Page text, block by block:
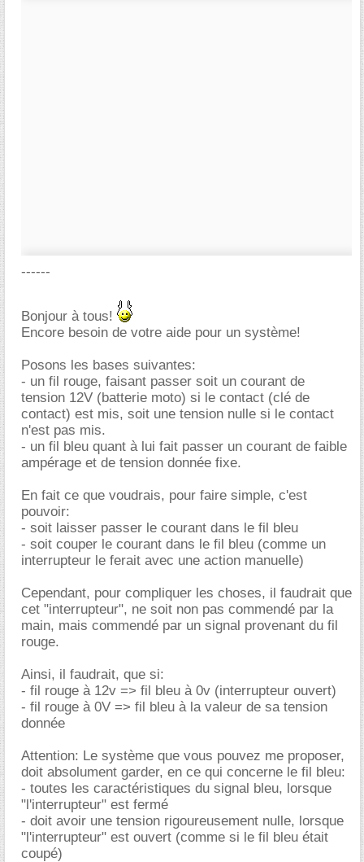
------
Bonjour à tous!
Encore besoin de votre aide pour un système!
Posons les bases suivantes:
- un fil rouge, faisant passer soit un courant de
tension 12V (batterie moto) si le contact (clé de
contact) est mis, soit une tension nulle si le contact
n'est pas mis.
- un fil bleu quant à lui fait passer un courant de faible
ampérage et de tension donnée fixe.
En fait ce que voudrais, pour faire simple, c'est
pouvoir:
- soit laisser passer le courant dans le fil bleu
- soit couper le courant dans le fil bleu (comme un
interrupteur le ferait avec une action manuelle)
Cependant, pour compliquer les choses, il faudrait que
cet "interrupteur", ne soit non pas commendé par la
main, mais commendé par un signal provenant du fil
rouge.
Ainsi, il faudrait, que si:
- fil rouge à 12v => fil bleu à 0v (interrupteur ouvert)
- fil rouge à 0V => fil bleu à la valeur de sa tension
donnée
Attention: Le système que vous pouvez me proposer,
doit absolument garder, en ce qui concerne le fil bleu:
- toutes les caractéristiques du signal bleu, lorsque
"l'interrupteur" est fermé
- doit avoir une tension rigoureusement nulle, lorsque
"l'interrupteur" est ouvert (comme si le fil bleu était
coupé)